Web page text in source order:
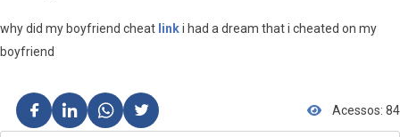
why did my boyfriend cheat linki had a dream that i cheated on my
boyfriend
Acessos: 84